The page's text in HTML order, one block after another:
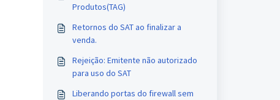
Produtos(TAG)
Retornos do SAT ao finalizar a
venda.
Rejeição: Emitente não autorizado
para uso do SAT
Liberando portas do firewall sem